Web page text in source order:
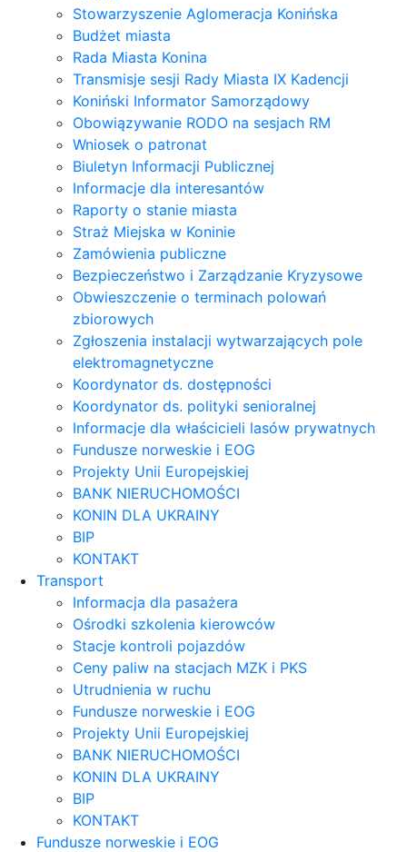
Stowarzyszenie Aglomeracja Konińska
Budżet miasta
Rada Miasta Konina
Transmisje sesji Rady Miasta IX Kadencji
Koniński Informator Samorządowy
Obowiązywanie RODO na sesjach RM
Wniosek o patronat
Biuletyn Informacji Publicznej
Informacje dla interesantów
Raporty o stanie miasta
Straż Miejska w Koninie
Zamówienia publiczne
Bezpieczeństwo i Zarządzanie Kryzysowe
Obwieszczenie o terminach polowań
zbiorowych
Zgłoszenia instalacji wytwarzających pole
elektromagnetyczne
Koordynator ds. dostępności
Koordynator ds. polityki senioralnej
Informacje dla właścicieli lasów prywatnych
Fundusze norweskie i EOG
Projekty Unii Europejskiej
BANK NIERUCHOMOŚCI
KONIN DLA UKRAINY
BIP
KONTAKT
Transport
Informacja dla pasażera
Ośrodki szkolenia kierowców
Stacje kontroli pojazdów
Ceny paliw na stacjach MZK i PKS
Utrudnienia w ruchu
Fundusze norweskie i EOG
Projekty Unii Europejskiej
BANK NIERUCHOMOŚCI
KONIN DLA UKRAINY
BIP
KONTAKT
Fundusze norweskie i EOG